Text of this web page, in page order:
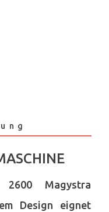
Magystra
Design eignet